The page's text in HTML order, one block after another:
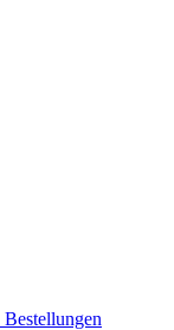
Bestellungen